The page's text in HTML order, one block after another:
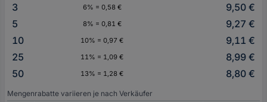
3
6% = 0,58 €
9,50 €
5
8% = 0,81 €
9,27 €
10
10% = 0,97 €
9,11 €
25
11% = 1,09 €
8,99 €
50
13% = 1,28 € 8,80 €
Mengenrabatte variieren je nach Verkäufer